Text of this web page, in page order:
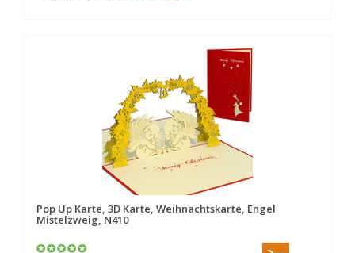
Pop Up Karte, 3D Karte, Weihnachtskarte, Engel
Mistelzweig, N410